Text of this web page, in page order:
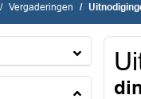
Vergaderingen